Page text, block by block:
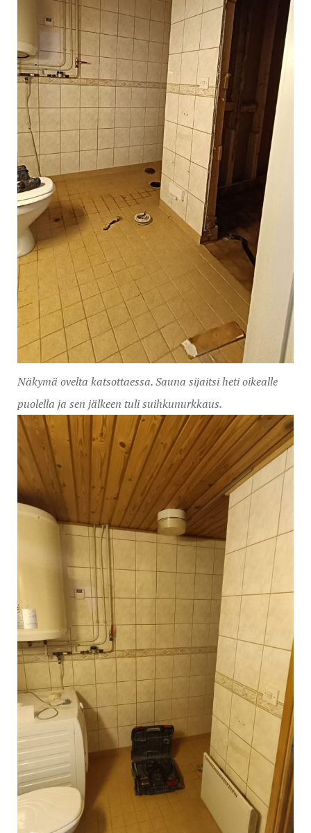
Näkymä ovelta katsottaessa. Sauna sijaitsi heti oikealle
puolella ja sen jälkeen tuli suihkunurkkaus.